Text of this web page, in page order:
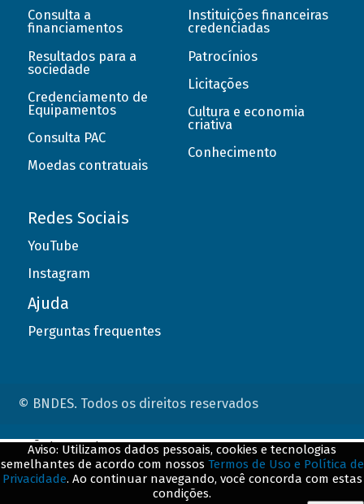
Consulta a
financiamentos
Resultados para a
sociedade
Credenciamento de
Equipamentos
Consulta PAC
Moedas contratuais
Instituições financeiras
credenciadas
Patrocínios
Licitações
Cultura e economia
criativa
Conhecimento
Redes Sociais
YouTube
Instagram
Ajuda
Perguntas frequentes
© BNDES. Todos os direitos reservados
Aviso: Utilizamos dados pessoais, cookies e tecnologias
semelhantes de acordo com nossos Termos de Uso e Política de
Privacidade. Ao continuar navegando, você concorda com estas
condições.
ConteÃºdo complementar
${title}${badge}